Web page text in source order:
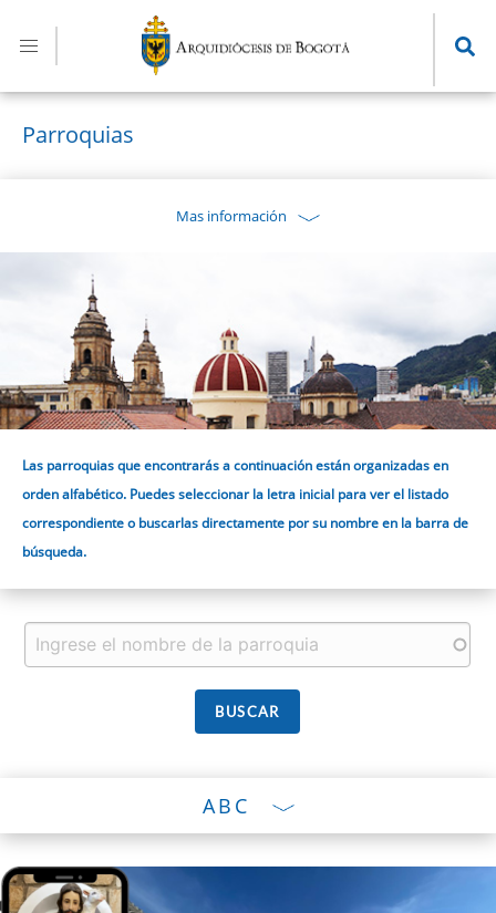
contenido
principal
Parroquias
Mas información
Las parroquias que encontrarás a continuación están organizadas en
orden alfabético. Puedes seleccionar la letra inicial para ver el listado
correspondiente o buscarlas directamente por su nombre en la barra de
búsqueda.
ABC